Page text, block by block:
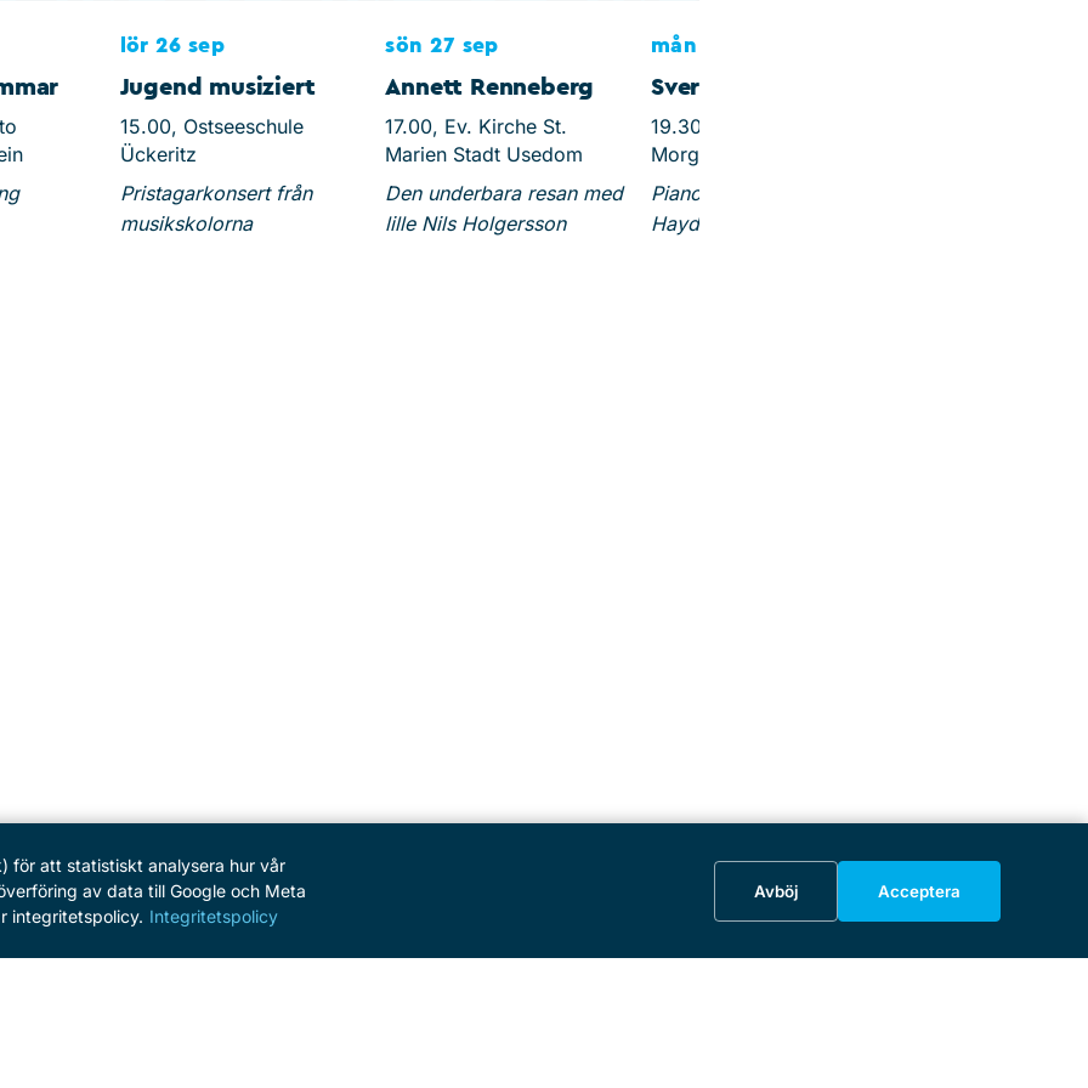
lör 26 sep
Jugend musiziert
15.00, Ostseeschule
Ückeritz
Pristagarkonsert från
musikskolorna
sön 27 sep
Annett Renneberg
17.00, Ev. Kirche St.
Marien Stadt Usedom
Den underbara resan med
lille Nils Holgersson
mån 28 sep
Sveriges Mozart
19.30, Ev. Kirche
Morgenitz
Pianosonater av Kraus,
Haydn och Mozart
SERVICE
för att statistiskt analysera hur vår
av data till Google och Meta
integritetspolicy. Integritetspolicy
Avböj Acceptera